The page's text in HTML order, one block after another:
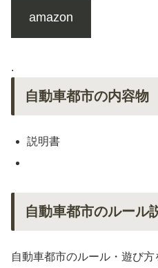
amazon
.
自動車都市の内容物
説明書
自動車都市のルール
自動車都市のルール・遊び方